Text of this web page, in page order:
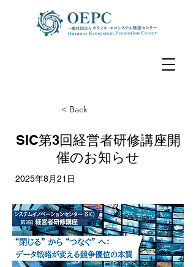
< Back
SIC第3回経営者研修講座開
催のお知らせ
2025年8月21日